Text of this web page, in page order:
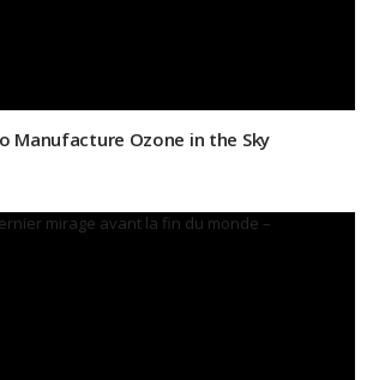
Manufacture Ozone in the Sky